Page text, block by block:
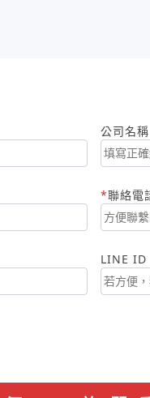
公司名稱
聯絡電
LINE ID